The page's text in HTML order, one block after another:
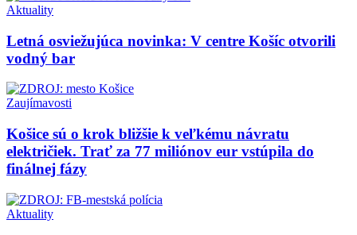
Aktuality
Letná osviežujúca novinka: V centre Košíc otvorili
vodný bar
Zaujímavosti
Košice sú o krok bližšie k veľkému návratu
električiek. Trať za 77 miliónov eur vstúpila do
finálnej fázy
Aktuality